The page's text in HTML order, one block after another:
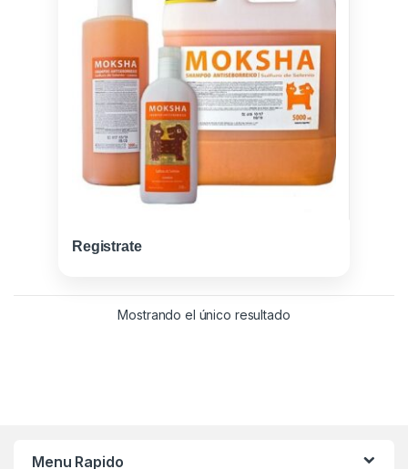
Registrate
Mostrando el único resultado
Menu Rapido